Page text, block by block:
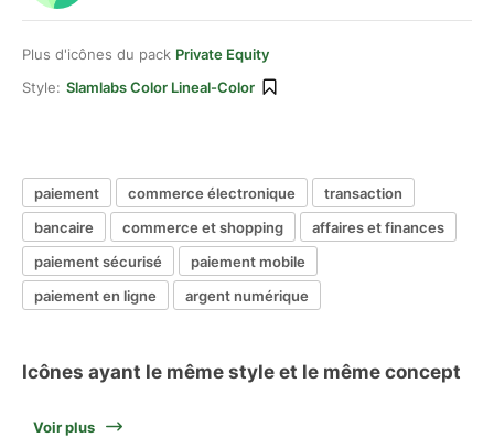
Plus d'icônes du pack Private Equity
Style: Slamlabs Color Lineal-Color
paiement commerce électronique
transaction
bancaire
commerce et shopping
affaires et finances
paiement sécurisé
paiement mobile
paiement en ligne
argent numérique
Icônes ayant le même style et le même concept
Voir plus